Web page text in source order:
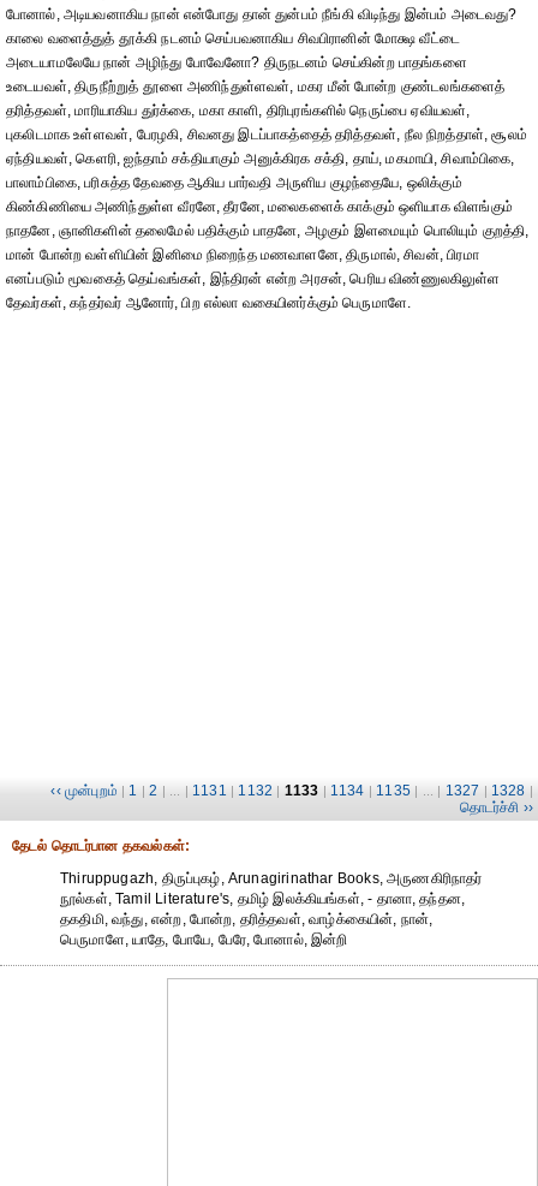
போனால், அடியவனாகிய நான் என்போது தான் துன்பம் நீங்கி விடிந்து இன்பம் அடைவது?
காலை வளைத்துத் தூக்கி நடனம் செய்பவனாகிய சிவபிரானின் மோக்ஷ வீட்டை
அடையாமலேயே நான் அழிந்து போவேனோ? திருநடனம் செய்கின்ற பாதங்களை
உடையவள், திருநீற்றுத் தூளை அணிந்துள்ளவள், மகர மீன் போன்ற குண்டலங்களைத்
தரித்தவள், மாரியாகிய துர்க்கை, மகா காளி, திரிபுரங்களில் நெருப்பை ஏவியவள்,
புகலிடமாக உள்ளவள், பேரழகி, சிவனது இடப்பாகத்தைத் தரித்தவள், நீல நிறத்தாள், சூலம்
ஏந்தியவள், கெளரி, ஐந்தாம் சக்தியாகும் அனுக்கிரக சக்தி, தாய், மகமாயி, சிவாம்பிகை,
பாலாம்பிகை, பரிசுத்த தேவதை ஆகிய பார்வதி அருளிய குழந்தையே, ஒலிக்கும்
கிண்கிணியை அணிந்துள்ள வீரனே, தீரனே, மலைகளைக் காக்கும் ஒளியாக விளங்கும்
நாதனே, ஞானிகளின் தலைமேல் பதிக்கும் பாதனே, அழகும் இளமையும் பொலியும் குறத்தி,
மான் போன்ற வள்ளியின் இனிமை நிறைந்த மணவாளனே, திருமால், சிவன், பிரமா
எனப்படும் மூவகைத் தெய்வங்கள், இந்திரன் என்ற அரசன், பெரிய விண்ணுலகிலுள்ள
தேவர்கள், கந்தர்வர் ஆனோர், பிற எல்லா வகையினர்க்கும் பெருமாளே.
‹‹ முன்புறம் | 1 | 2 | ... | 1131 | 1132 | 1133 | 1134 | 1135 | ... | 1327 | 1328 |
தொடர்ச்சி ››
தேட‌ல் தொட‌ர்பான தகவ‌ல்க‌ள்:
Thiruppugazh, திருப்புகழ், Arunagirinathar Books, அருணகிரிநாதர்
நூல்கள், Tamil Literature's, தமிழ் இலக்கியங்கள், - தானா, தந்தன,
தகதிமி, வந்து, என்ற, போன்ற, தரித்தவள், வாழ்க்கையின், நான்,
பெருமாளே, யாதே, போயே, பேரே, போனால், இன்றி